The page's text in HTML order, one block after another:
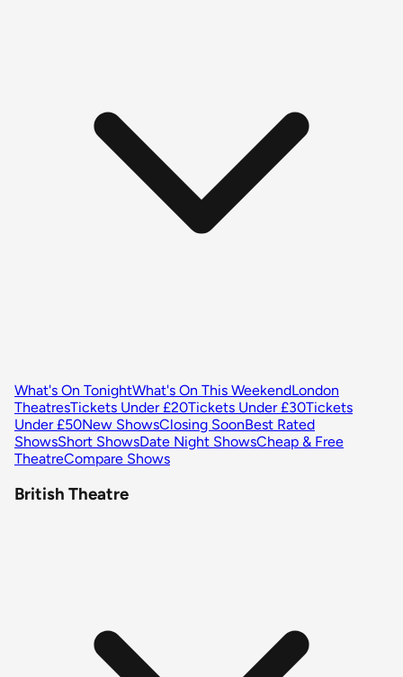
What's On TonightWhat's On This WeekendLondon
TheatresTickets Under £20Tickets Under £30Tickets
Under £50New ShowsClosing SoonBest Rated
ShowsShort ShowsDate Night ShowsCheap & Free
TheatreCompare Shows
British Theatre